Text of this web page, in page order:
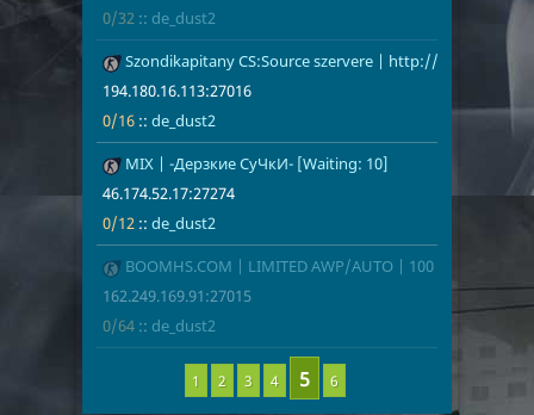
0/32 :: de_dust2
Szondikapitany CS:Source szervere | http://szondi.ninja
194.180.16.113:27016
0/16 :: de_dust2
de_dust2
MIX | -Дерзкие СуЧкИ- [Waiting: 10]
46.174.52.17:27274
0/12 :: de_dust2
BOOMHS.COM | LIMITED AWP/AUTO | 100 Tick
162.249.169.91:27015
0/64 :: de_dust2
1 2 3 4 6